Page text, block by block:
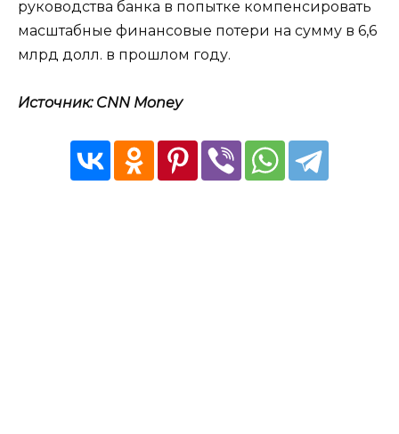
руководства банка в попытке компенсировать
масштабные финансовые потери на сумму в 6,6
млрд долл. в прошлом году.
Источник: CNN Money